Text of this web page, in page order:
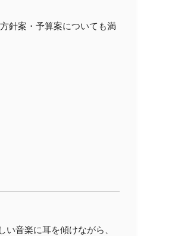
針案・予算案についても満
音楽に耳を傾けながら、